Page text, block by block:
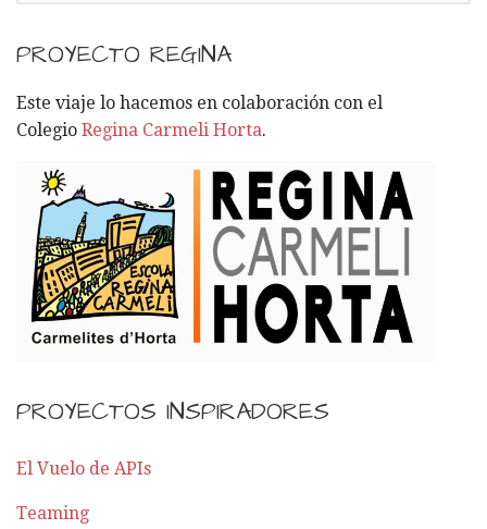
C
R
:
PROYECTO REGINA
Este viaje lo hacemos en colaboración con el
Colegio Regina Carmeli Horta.
PROYECTOS INSPIRADORES
El Vuelo de APIs
Teaming